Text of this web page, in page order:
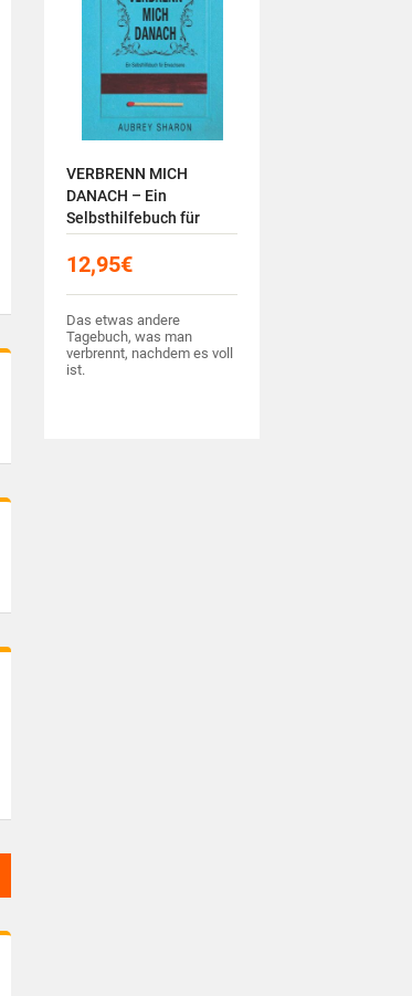
VERBRENN MICH
DANACH – Ein
Selbsthilfebuch für
Erwachsene
12,95€
Das etwas andere
Tagebuch, was man
verbrennt, nachdem es voll
ist.